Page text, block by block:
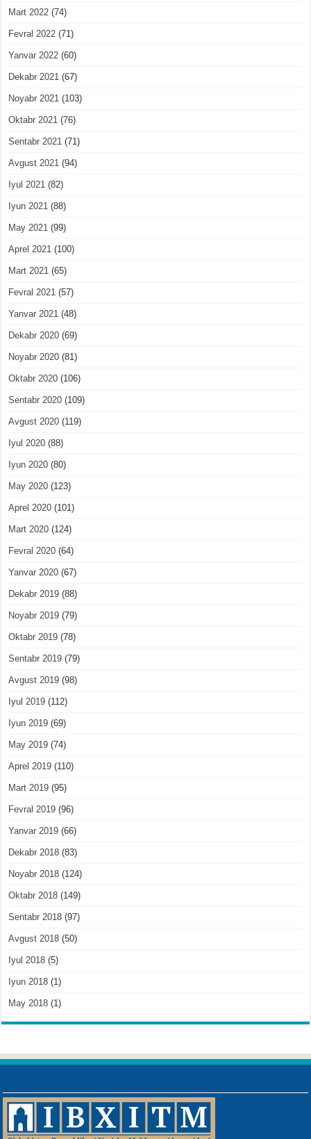
Mart 2022 (74)
Fevral 2022 (71)
Yanvar 2022 (60)
Dekabr 2021 (67)
Noyabr 2021 (103)
Oktabr 2021 (76)
Sentabr 2021 (71)
Avgust 2021 (94)
Iyul 2021 (82)
Iyun 2021 (88)
May 2021 (99)
Aprel 2021 (100)
Mart 2021 (65)
Fevral 2021 (57)
Yanvar 2021 (48)
Dekabr 2020 (69)
Noyabr 2020 (81)
Oktabr 2020 (106)
Sentabr 2020 (109)
Avgust 2020 (119)
Iyul 2020 (88)
Iyun 2020 (80)
May 2020 (123)
Aprel 2020 (101)
Mart 2020 (124)
Fevral 2020 (64)
Yanvar 2020 (67)
Dekabr 2019 (88)
Noyabr 2019 (79)
Oktabr 2019 (78)
Sentabr 2019 (79)
Avgust 2019 (98)
Iyul 2019 (112)
Iyun 2019 (69)
May 2019 (74)
Aprel 2019 (110)
Mart 2019 (95)
Fevral 2019 (96)
Yanvar 2019 (66)
Dekabr 2018 (83)
Noyabr 2018 (124)
Oktabr 2018 (149)
Sentabr 2018 (97)
Avgust 2018 (50)
Iyul 2018 (5)
Iyun 2018 (1)
May 2018 (1)